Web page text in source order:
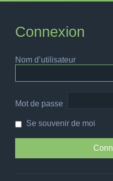
Connexion
Nom d’utilisateur
Mot de passe
Se souvenir de moi